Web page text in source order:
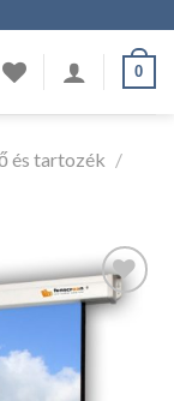
0
és tartozék /
Kedvencekhez